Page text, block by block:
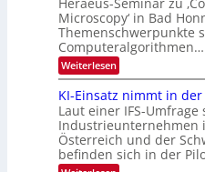
2
6
u
n
d
B
i
l
d
v
e
e
n
k
t
e
n
s
m
e
l
d
e
t
s
t
a
r
Microscopy‘ in Bad
Themenschwerpunkte
Computeralgorithmen…
Weiterlesen:
8
9
.
W
E
-
H
KI-Einsatz nimmt in
Laut einer IFS-Umfrage
Industrieunternehmen
Österreich und der
befinden sich in der